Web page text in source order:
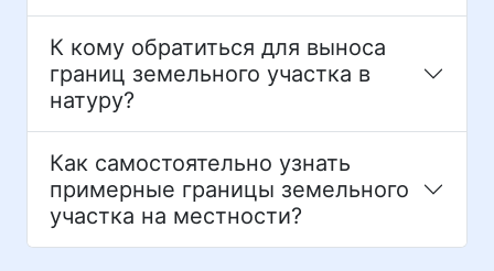
К кому обратиться для выноса
границ земельного участка в
натуру?
Как самостоятельно узнать
примерные границы земельного
участка на местности?